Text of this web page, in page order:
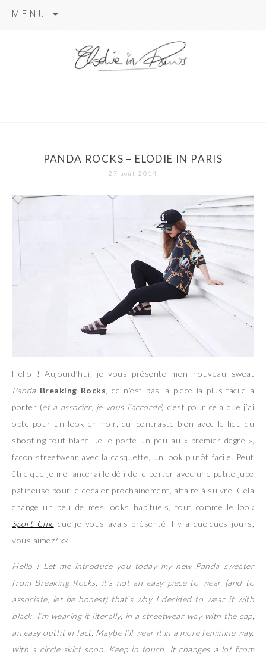
MENU
PANDA ROCKS – ELODIE IN PARIS
27 août 2014
Hello ! Aujourd’hui, je vous présente mon nouveau sweat
Panda Breaking Rocks , ce n’est pas la pièce la plus facile à
porter (et à associer, je vous l’accorde) c’est pour cela que j’ai
opté pour un look en noir, qui contraste bien avec le lieu du
shooting tout blanc. Je le porte un peu au « premier degré »,
façon streetwear avec la casquette, un look plutôt facile. Peut
être que je me lancerai le défi de le porter avec une petite jupe
patineuse pour le décaler prochainement, affaire à suivre. Cela
change un peu de mes looks habituels, tout comme le look
Sport Chicque je vous avais présenté il y a quelques jours,
vous aimez? xx
Hello ! Let me introduce you today my new Panda sweater
from Breaking Rocks, it’s not an easy piece to wear (and to
associate, let be honest) that’s why I decided to wear it with
black. I’m wearing it literally, in a streetwear way with the cap,
an easy outfit in fact. Maybe I’ll wear it in a more feminine way,
with a circle skirt soon. Keep in touch. It changes a lot from